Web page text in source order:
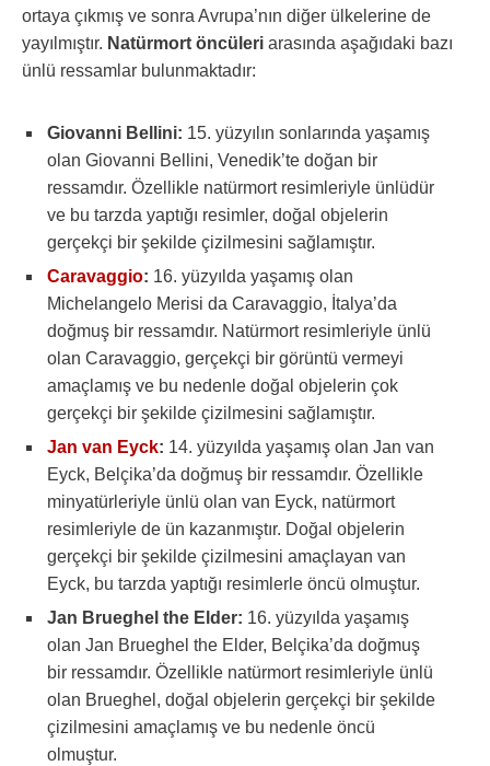
ortaya çıkmış ve sonra Avrupa’nın diğer ülkelerine de
yayılmıştır. Natürmort öncüleri arasında aşağıdaki bazı
ünlü ressamlar bulunmaktadır:
Giovanni Bellini: 15. yüzyılın sonlarında yaşamış
olan Giovanni Bellini, Venedik’te doğan bir
ressamdır. Özellikle natürmort resimleriyle ünlüdür
ve bu tarzda yaptığı resimler, doğal objelerin
gerçekçi bir şekilde çizilmesini sağlamıştır.
Caravaggio: 16. yüzyılda yaşamış olan
Michelangelo Merisi da Caravaggio, İtalya’da
doğmuş bir ressamdır. Natürmort resimleriyle ünlü
olan Caravaggio, gerçekçi bir görüntü vermeyi
amaçlamış ve bu nedenle doğal objelerin çok
gerçekçi bir şekilde çizilmesini sağlamıştır.
Jan van Eyck: 14. yüzyılda yaşamış olan Jan van
Eyck, Belçika’da doğmuş bir ressamdır. Özellikle
minyatürleriyle ünlü olan van Eyck, natürmort
resimleriyle de ün kazanmıştır. Doğal objelerin
gerçekçi bir şekilde çizilmesini amaçlayan van
Eyck, bu tarzda yaptığı resimlerle öncü olmuştur.
Jan Brueghel the Elder: 16. yüzyılda yaşamış
olan Jan Brueghel the Elder, Belçika’da doğmuş
bir ressamdır. Özellikle natürmort resimleriyle ünlü
olan Brueghel, doğal objelerin gerçekçi bir şekilde
çizilmesini amaçlamış ve bu nedenle öncü
olmuştur.